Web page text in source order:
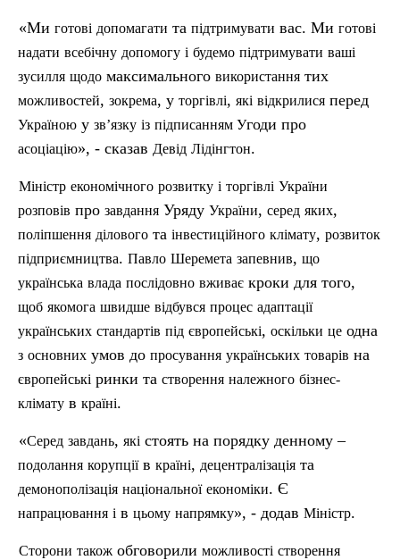
«Ми готові допомагати та підтримувати вас. Ми готові
надати всебічну допомогу і будемо підтримувати ваші
зусилля щодо максимального використання тих
можливостей, зокрема, у торгівлі, які відкрилися перед
Україною у зв’язку із підписанням Угоди про
асоціацію», - сказав Девід Лідінгтон.
Міністр економічного розвитку і торгівлі України
розповів про завдання Уряду України, серед яких,
поліпшення ділового та інвестиційного клімату, розвиток
підприємництва. Павло Шеремета запевнив, що
українська влада послідовно вживає кроки для того,
щоб якомога швидше відбувся процес адаптації
українських стандартів під європейські, оскільки це одна
з основних умов до просування українських товарів на
європейські ринки та створення належного бізнес-
клімату в країні.
«Серед завдань, які стоять на порядку денному –
подолання корупціїв країні, децентралізація та
демонополізація національної економіки. Є
напрацювання і в цьому напрямку», - додав Міністр.
Сторони також обговорили можливості створення